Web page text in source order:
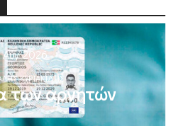
2026
ΚΥΡΙΑΚΊΔΗΣ
των αρνητών